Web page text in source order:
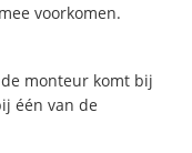
voorkomen.
monteur komt bij
één van de